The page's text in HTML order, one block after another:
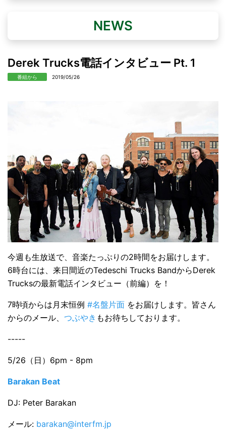
NEWS
Derek Trucks電話インタビュー Pt. 1
番組から 2019/05/26
今週も生放送で、音楽たっぷりの2時間をお届けします。
6時台には、来日間近のTedeschi Trucks BandからDerek
Trucksの最新電話インタビュー（前編）を！
7時頃からは月末恒例 #名盤片面 をお届けします。皆さん
からのメール、 つぶやき もお待ちしております。
-----
5/26（日）6pm - 8pm
Barakan Beat
DJ: Peter Barakan
メール: barakan@interfm.jp